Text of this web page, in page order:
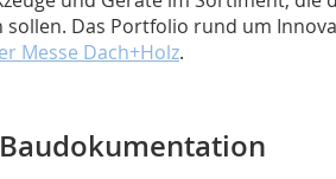
Das Portfolio rund um
Messe Dach+Holz.